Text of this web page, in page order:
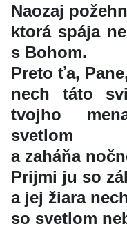
Naozaj
ktorá spája
s Bohom.
Preto ťa,
nech táto
tvojho
svetlom
a zaháňa
Prijmi ju so
a jej žiara
so svetlom